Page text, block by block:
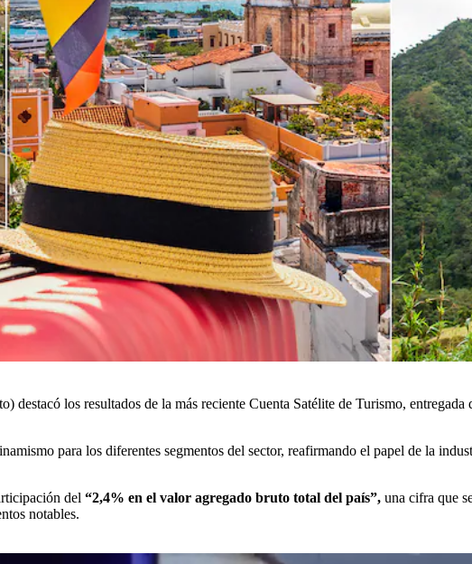
los resultados de la más reciente Cuenta Satélite de Turismo,
para los diferentes segmentos del sector, reafirmando el papel de la
del “2,4% en el valor agregado bruto total del país”, una cifra que
notables.